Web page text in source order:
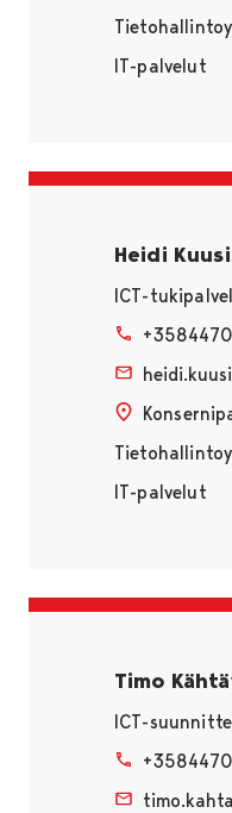
IT-palvelut
Heidi
ICT-
IT-palvelut
Timo
ICT-